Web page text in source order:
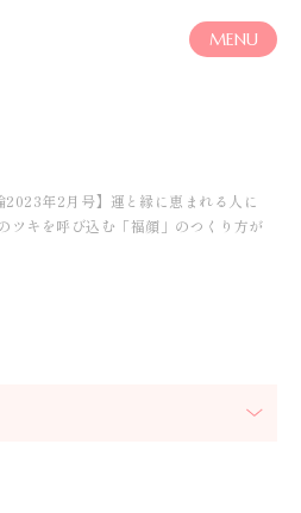
MENU
年2月号】運と縁に恵まれる人に
ツキを呼び込む「福顔」のつくり方が